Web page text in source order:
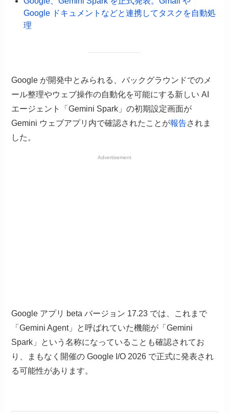
Google ドキュメントなどと連携してタスクを自動処
理
Google が開発中とみられる、バックグラウンドでのメ
ール整理やウェブ操作の自動化を可能にする新しい AI
エージェント「Gemini Spark」の初期設定画面が
Gemini ウェブアプリ内で確認されたことが報告されま
した。
Advertisement
Google アプリ beta バージョン 17.23 では、これまで
「Gemini Agent」と呼ばれていた機能が「Gemini
Spark」という名称になっていることも確認されてお
り、まもなく開催の Google I/O 2026 で正式に発表され
る可能性があります。